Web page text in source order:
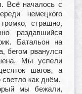
Всё началось с
немецкого
страшно,
раздавшийся
Батальон на
бегом рванулся
Мы успели
шагов, а
как днём.
мы бежали,